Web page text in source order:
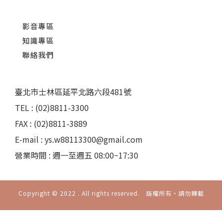
影音專區
知識專區
聯絡我們
臺北市士林區延平北路六段481號
TEL : (02)8811-3300
FAX : (02)8811-3889
E-mail : ys.w88113300@gmail.com
營業時間 : 週一至週五 08:00~17:30
Copyright © 2022 . All rights reserved. 版權所有‧請勿轉載